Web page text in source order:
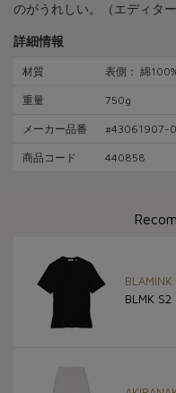
のがうれしい。（エディター
詳細情報
材質 表側： 綿
重量 750g
メーカー品番 #43061907-
商品コード 440858
BLAMINK
BLMK S2